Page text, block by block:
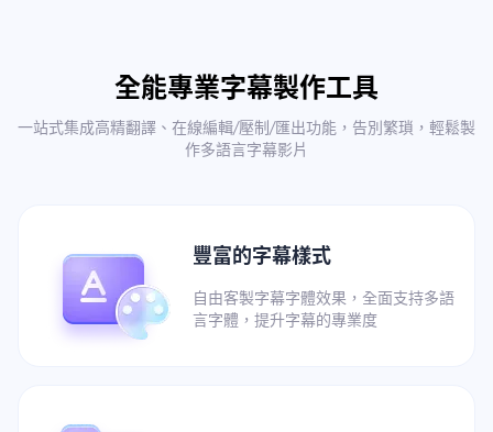
全能專業字幕製作工具
一站式集成高精翻譯、在線編輯/壓制/匯出功能，告別繁瑣，輕鬆製
作多語言字幕影片
豐富的字幕樣式
自由客製字幕字體效果，全面支持多語
言字體，提升字幕的專業度